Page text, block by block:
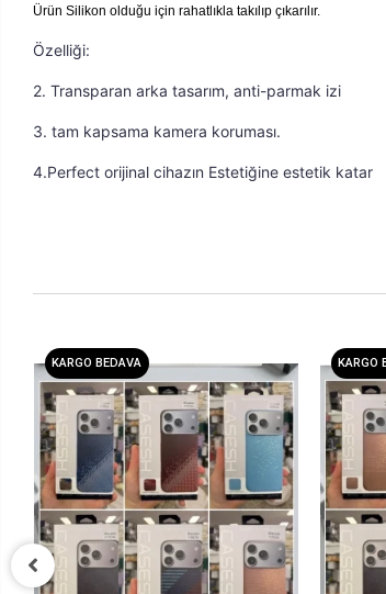
Ürün Silikon olduğu için rahatlıkla takılıp çıkarılır.
Özelliği:
2. Transparan arka tasarım, anti-parmak izi
3. tam kapsama kamera koruması.
4.Perfect orijinal cihazın Estetiğine estetik katar
KARGO BEDAVA KARGO